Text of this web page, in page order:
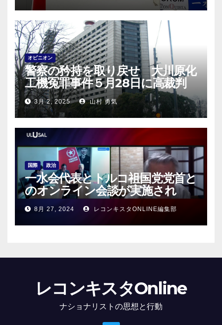
オピニオン
警察の矜持を取り戻せ 大川原化
工機冤罪事件５月28日に高裁判
決！
3月 2, 2025 山村 勇気
国際 政治
一水会代表とトルコ祖国党党首と
のオンライン会談が実施され
る！
8月 27, 2024 レコンキスタONLINE編集部
レコンキスタOnline
ナショナリストの思想と行動